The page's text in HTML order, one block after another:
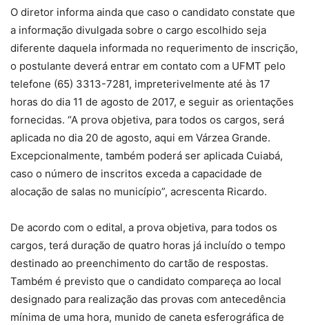
O diretor informa ainda que caso o candidato constate que
a informação divulgada sobre o cargo escolhido seja
diferente daquela informada no requerimento de inscrição,
o postulante deverá entrar em contato com a UFMT pelo
telefone (65) 3313-7281, impreterivelmente até às 17
horas do dia 11 de agosto de 2017, e seguir as orientações
fornecidas. “A prova objetiva, para todos os cargos, será
aplicada no dia 20 de agosto, aqui em Várzea Grande.
Excepcionalmente, também poderá ser aplicada Cuiabá,
caso o número de inscritos exceda a capacidade de
alocação de salas no município”, acrescenta Ricardo.
De acordo com o edital, a prova objetiva, para todos os
cargos, terá duração de quatro horas já incluído o tempo
destinado ao preenchimento do cartão de respostas.
Também é previsto que o candidato compareça ao local
designado para realização das provas com antecedência
mínima de uma hora, munido de caneta esferográfica de